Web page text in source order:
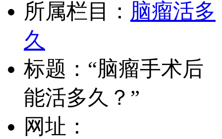
所属栏目： 脑瘤活多
久
标题：“脑瘤手术后
能活多久？”
网址：